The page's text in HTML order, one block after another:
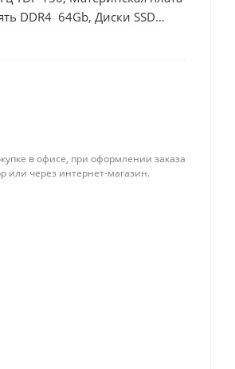
DDR4 64Gb, Диски SSD
в офисе, при оформлении заказа
или через интернет-магазин.